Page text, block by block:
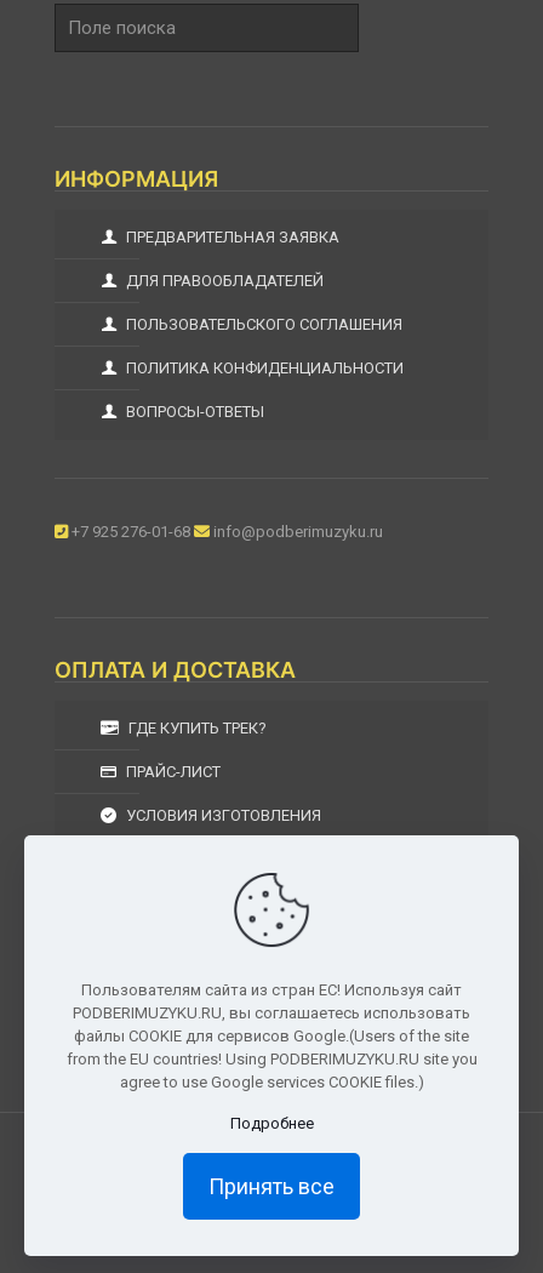
Полный доступ к материалам и
прослушиванию доступен только подписчикам сайта.
поиска
ИНФОРМАЦИЯ
ПРЕДВАРИТЕЛЬНАЯ ЗАЯВКА
ДЛЯ ПРАВООБЛАДАТЕЛЕЙ
ПОЛЬЗОВАТЕЛЬСКОГО СОГЛАШЕНИЯ
ПОЛИТИКА КОНФИДЕНЦИАЛЬНОСТИ
ВОПРОСЫ-ОТВЕТЫ
+7 925 276-01-68 info@podberimuzyku.ru
ОПЛАТА И ДОСТАВКА
ГДЕ КУПИТЬ ТРЕК?
ПРАЙС-ЛИСТ
УСЛОВИЯ ИЗГОТОВЛЕНИЯ
УСЛОВИЯ ВОЗВРАТА
г. Москва, Московская область, Центральный
федеральный округ, РФ, Россия
Все права защищены. © 2026 PODBERIMUZYKU.RU
Пользователям сайта из стран ЕС! Используя сайт
PODBERIMUZYKU.RU, вы соглашаетесь использовать
файлы COOKIE для сервисов Google.(Users of the site
from the EU countries! Using PODBERIMUZYKU.RU site you
agree to use Google services COOKIE files.)
Подробнее
Принять все